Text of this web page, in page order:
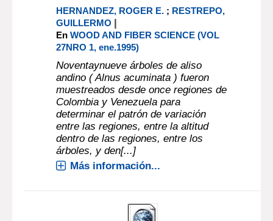
HERNANDEZ, ROGER E. ; RESTREPO,
GUILLERMO |
EnWOOD AND FIBER SCIENCE (VOL
27NRO 1, ene.1995)
Noventaynueve árboles de aliso
andino ( Alnus acuminata ) fueron
muestreados desde once regiones de
Colombia y Venezuela para
determinar el patrón de variación
entre las regiones, entre la altitud
dentro de las regiones, entre los
árboles, y den[...]
Más información...